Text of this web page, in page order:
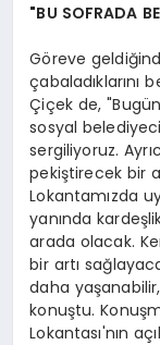
"BU SOFRADA
Göreve
çabaladıklarını
Çiçek de, "Bugün
sosyal
sergiliyoruz.
pekiştirecek bir
Lokantamızda
yanında
arada olacak.
bir artı
daha
konuştu.
Lokantası'nın